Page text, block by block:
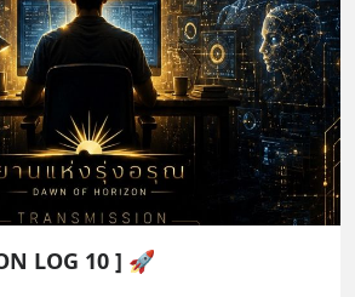
LOG 10 ] 🚀